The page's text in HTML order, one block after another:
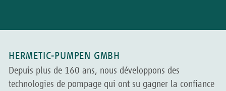
HERMETIC-PUMPEN GMBH
Depuis plus de 160 ans, nous développons des
technologies de pompage qui ont su gagner la confiance